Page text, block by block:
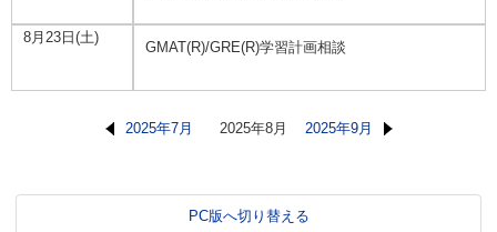
8月23日(土)
GMAT(R)/GRE(R)学習計画相談
2025年7月 2025年8月 2025年9月
PC版へ切り替える